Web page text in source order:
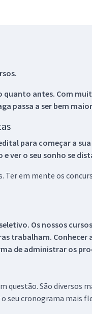
antes. Com
passa a ser bem
para começar a
ver o seu sonho se
em mente os
Os nossos
trabalham.
de administrar os
questão. São
cronograma mais